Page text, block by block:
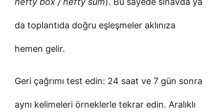
da toplantıda doğru eşleşmeler aklınıza
hemen gelir.
Geri çağrımı test edin: 24 saat ve 7 gün sonra
aynı kelimeleri örneklerle tekrar edin. Aralıklı